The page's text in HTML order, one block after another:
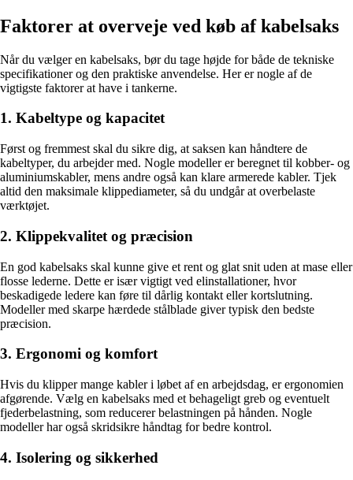
Faktorer at overveje ved køb af kabelsaks
Når du vælger en kabelsaks, bør du tage højde for både de tekniske
specifikationer og den praktiske anvendelse. Her er nogle af de
vigtigste faktorer at have i tankerne.
1. Kabeltype og kapacitet
Først og fremmest skal du sikre dig, at saksen kan håndtere de
kabeltyper, du arbejder med. Nogle modeller er beregnet til kobber- og
aluminiumskabler, mens andre også kan klare armerede kabler. Tjek
altid den maksimale klippediameter, så du undgår at overbelaste
værktøjet.
2. Klippekvalitet og præcision
En god kabelsaks skal kunne give et rent og glat snit uden at mase eller
flosse lederne. Dette er især vigtigt ved elinstallationer, hvor
beskadigede ledere kan føre til dårlig kontakt eller kortslutning.
Modeller med skarpe hærdede stålblade giver typisk den bedste
præcision.
3. Ergonomi og komfort
Hvis du klipper mange kabler i løbet af en arbejdsdag, er ergonomien
afgørende. Vælg en kabelsaks med et behageligt greb og eventuelt
fjederbelastning, som reducerer belastningen på hånden. Nogle
modeller har også skridsikre håndtag for bedre kontrol.
4. Isolering og sikkerhed